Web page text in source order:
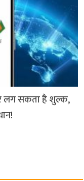
लग सकता है शुल्क,